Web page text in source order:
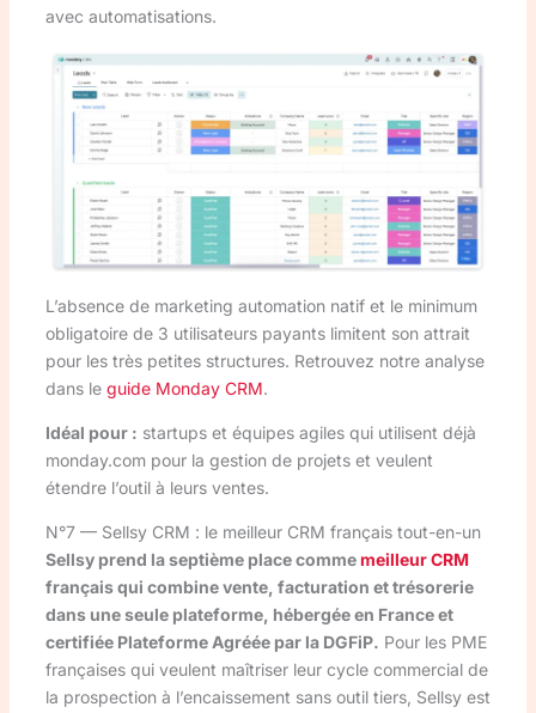
avec automatisations.
L’absence de marketing automation natif et le minimum
obligatoire de 3 utilisateurs payants limitent son attrait
pour les très petites structures. Retrouvez notre analyse
dans le guide Monday CRM.
Idéal pour : startups et équipes agiles qui utilisent déjà
monday.com pour la gestion de projets et veulent
étendre l’outil à leurs ventes.
N°7 — Sellsy CRM : le meilleur CRM français tout-en-un
Sellsy prend la septième place commemeilleur CRM
français qui combine vente, facturation et trésorerie
dans une seule plateforme, hébergée en France et
certifiée Plateforme Agréée par la DGFiP. Pour les PME
françaises qui veulent maîtriser leur cycle commercial de
la prospection à l’encaissement sans outil tiers, Sellsy est